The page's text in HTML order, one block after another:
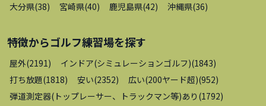
大分県(38) 宮崎県(40) 鹿児島県(42) 沖縄県(36)
特徴からゴルフ練習場を探す
屋外(2191) インドア(シミュレーションゴルフ)(1843)
打ち放題(1818) 安い(2352) 広い(200ヤード超)(952)
弾道測定器(トップレーサー、トラックマン等)あり (1792)